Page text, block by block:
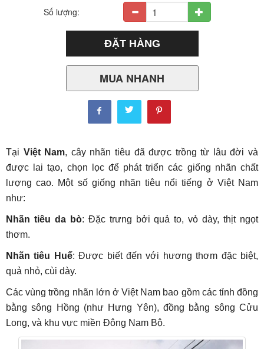
Số lượng:
MUA NHANH
Tại Việt Nam, cây nhãn tiêu đã được trồng từ lâu đời và
được lai tạo, chọn lọc để phát triển các giống nhãn chất
lượng cao. Một số giống nhãn tiêu nổi tiếng ở Việt Nam
như:
Nhãn tiêu da bò: Đặc trưng bởi quả to, vỏ dày, thịt ngọt
thơm.
Nhãn tiêu Huế: Được biết đến với hương thơm đặc biệt,
quả nhỏ, cùi dày.
Các vùng trồng nhãn lớn ở Việt Nam bao gồm các tỉnh đồng
bằng sông Hồng (như Hưng Yên), đồng bằng sông Cửu
Long, và khu vực miền Đông Nam Bộ.